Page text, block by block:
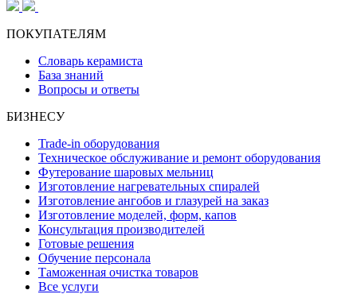
ПОКУПАТЕЛЯМ
Словарь керамиста
База знаний
Вопросы и ответы
БИЗНЕСУ
Trade-in оборудования
Техническое обслуживание и ремонт оборудования
Футерование шаровых мельниц
Изготовление нагревательных спиралей
Изготовление ангобов и глазурей на заказ
Изготовление моделей, форм, капов
Консультация производителей
Готовые решения
Обучение персонала
Таможенная очистка товаров
Все услуги